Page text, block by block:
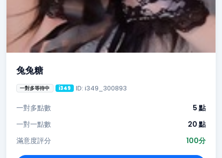
兔兔糖
一對多等待中 i349 ID: i349_300893
一對多點數
5 點
一對一點數
20 點
滿意度評分
100分